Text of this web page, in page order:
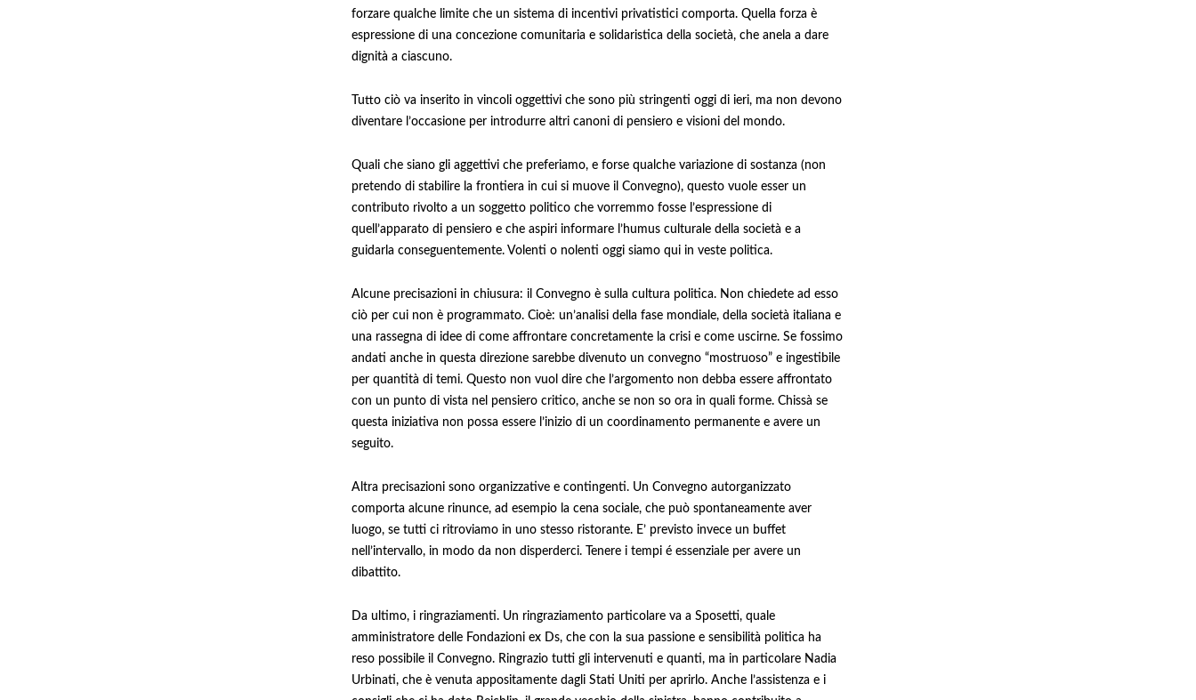
forzare qualche limite che un sistema di incentivi privatistici comporta. Quella forza è
espressione di una concezione comunitaria e solidaristica della società, che anela a dare
dignità a ciascuno.
Tutto ciò va inserito in vincoli oggettivi che sono più stringenti oggi di ieri, ma non devono
diventare l’occasione per introdurre altri canoni di pensiero e visioni del mondo.
Quali che siano gli aggettivi che preferiamo, e forse qualche variazione di sostanza (non
pretendo di stabilire la frontiera in cui si muove il Convegno), questo vuole esser un
contributo rivolto a un soggetto politico che vorremmo fosse l’espressione di
quell’apparato di pensiero e che aspiri informare l’humus culturale della società e a
guidarla conseguentemente. Volenti o nolenti oggi siamo qui in veste politica.
Alcune precisazioni in chiusura: il Convegno è sulla cultura politica. Non chiedete ad esso
ciò per cui non è programmato. Cioè: un’analisi della fase mondiale, della società italiana e
una rassegna di idee di come affrontare concretamente la crisi e come uscirne. Se fossimo
andati anche in questa direzione sarebbe divenuto un convegno “mostruoso” e ingestibile
per quantità di temi. Questo non vuol dire che l’argomento non debba essere affrontato
con un punto di vista nel pensiero critico, anche se non so ora in quali forme. Chissà se
questa iniziativa non possa essere l’inizio di un coordinamento permanente e avere un
seguito.
Altra precisazioni sono organizzative e contingenti. Un Convegno autorganizzato
comporta alcune rinunce, ad esempio la cena sociale, che può spontaneamente aver
luogo, se tutti ci ritroviamo in uno stesso ristorante. E’ previsto invece un buffet
nell’intervallo, in modo da non disperderci. Tenere i tempi é essenziale per avere un
dibattito.
Da ultimo, i ringraziamenti. Un ringraziamento particolare va a Sposetti, quale
amministratore delle Fondazioni ex Ds, che con la sua passione e sensibilità politica ha
reso possibile il Convegno. Ringrazio tutti gli intervenuti e quanti, ma in particolare Nadia
Urbinati, che è venuta appositamente dagli Stati Uniti per aprirlo. Anche l’assistenza e i